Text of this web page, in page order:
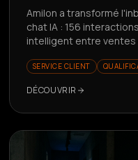
Amilon a transformé
chat IA : 156
intelligent entre ventes
SERVICE CLIENT
DÉCOUVRIR